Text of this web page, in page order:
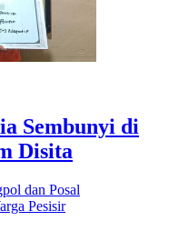
Sembunyi di
Disita